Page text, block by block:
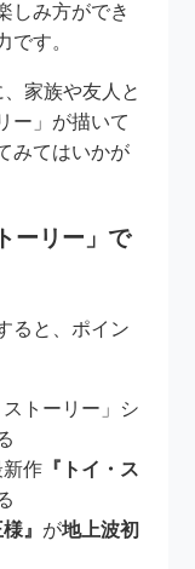
しみ方ができ
です。
家族や友人と
ー」が描いて
みてはいかが
ーリー」で
ると、ポイン
トーリー」シ
作 『トイ・ス
』 が地上波初